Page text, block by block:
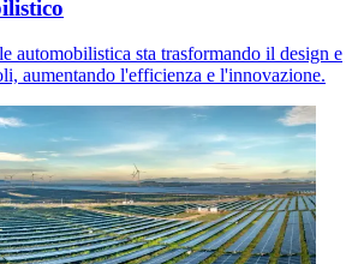
automobilistica sta trasformando il design e
aumentando l'efficienza e l'innovazione.